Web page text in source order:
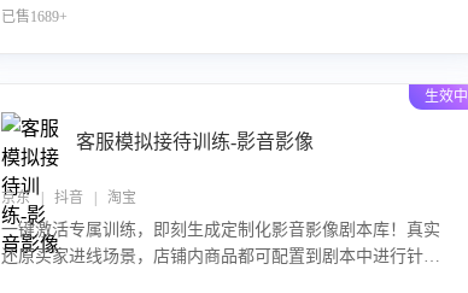
已售1689+
生效中
客服模拟接待训练-影音影像
京东 | 抖音 | 淘宝
一键激活专属训练，即刻生成定制化影音影像剧本库！真实
还原买家进线场景，店铺内商品都可配置到剧本中进行针对